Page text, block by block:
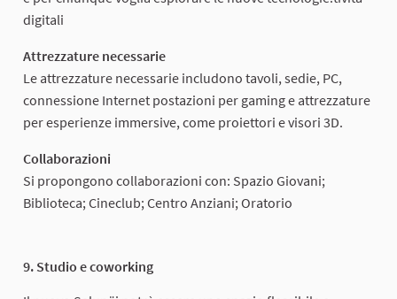
digitali
Attrezzature necessarie
Le attrezzature necessarie includono tavoli, sedie, PC,
connessione Internet postazioni per gaming e attrezzature
per esperienze immersive, come proiettori e visori 3D.
Collaborazioni
Si propongono collaborazioni con: Spazio Giovani;
Biblioteca; Cineclub; Centro Anziani; Oratorio
9. Studio e coworking